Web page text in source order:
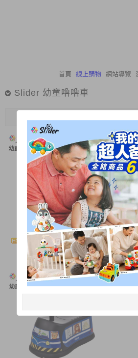
首頁 線上購物 網站導覽
Slider 幼童嚕嚕車
Slider 幼童嚕嚕車(娃娃
車)